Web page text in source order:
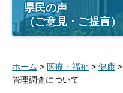
県民の声
（ご意見・ご提言）
ホーム > 医療・福祉 > 健康 >
管理調査について